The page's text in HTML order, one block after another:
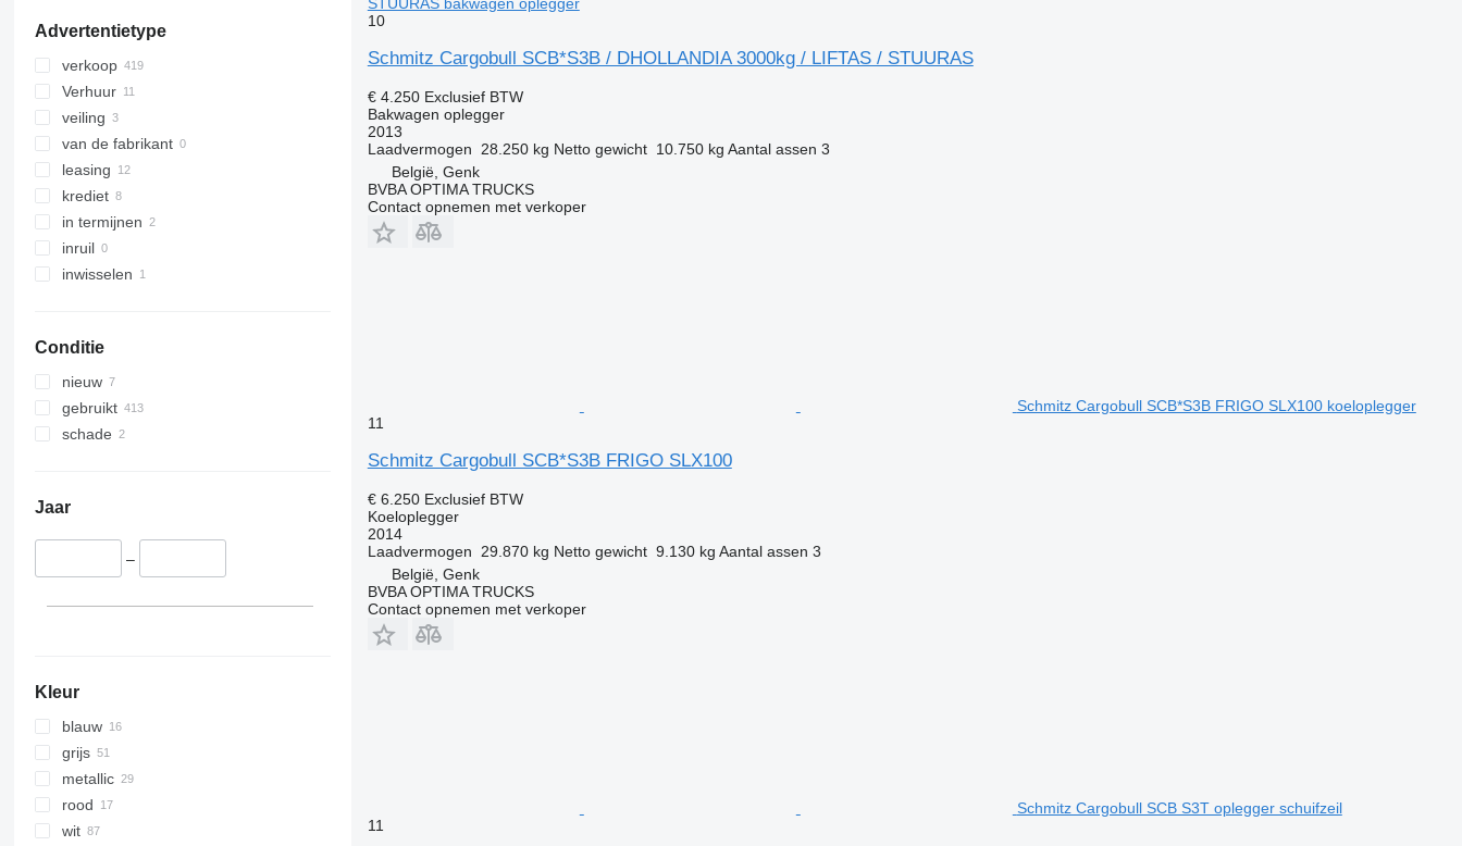
Advertentietype
verkoop
Verhuur
veiling
van de fabrikant
leasing
krediet
in termijnen
inruil
inwisselen
Conditie
nieuw
gebruikt
schade
Jaar
–
Kleur
blauw
grijs
metallic
rood
wit
10
Schmitz Cargobull SCB*S3B / DHOLLANDIA 3000kg / LIFTAS / STUURAS
€ 4.250 Exclusief BTW
Bakwagen oplegger
2013
Laadvermogen
28.250 kg Netto gewicht 10.750 kg Aantal assen 3
België, Genk
BVBA OPTIMA TRUCKS
Contact opnemen met verkoper
Schmitz Cargobull SCB*S3B FRIGO SLX100 koeloplegger
11
Schmitz Cargobull SCB*S3B FRIGO SLX100
€ 6.250 Exclusief BTW
Koeloplegger
2014
Laadvermogen
29.870 kg Netto gewicht 9.130 kg Aantal assen 3
België, Genk
BVBA OPTIMA TRUCKS
Contact opnemen met verkoper
Schmitz Cargobull SCB S3T oplegger schuifzeil
11